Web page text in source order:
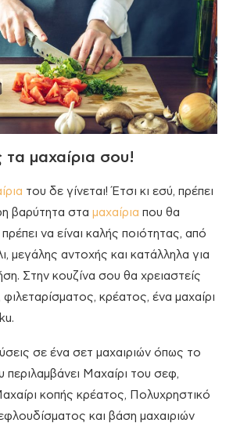
τα μαχαίρια σου!
του δε γίνεται! Έτσι κι εσύ, πρέπει
βαρύτητα στα μαχαίρια που θα
να είναι καλής ποιότητας, από
μεγάλης αντοχής και κατάλληλα για
Στην κουζίνα σου θα χρειαστείς
φιλεταρίσματος, κρέατος, ένα μαχαίρι
σε ένα σετ μαχαιριών όπως το
περιλαμβάνει Μαχαίρι του σεφ,
κοπής κρέατος, Πολυχρηστικό
και βάση μαχαιριών